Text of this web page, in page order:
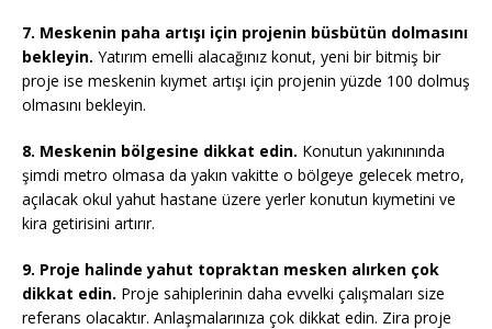
7. Meskenin paha artışı için projenin büsbütün dolmasını
bekleyin. Yatırım emelli alacağınız konut, yeni bir bitmiş bir
proje ise meskenin kıymet artışı için projenin yüzde 100 dolmuş
olmasını bekleyin.
8. Meskenin bölgesine dikkat edin. Konutun yakınınında
şimdi metro olmasa da yakın vakitte o bölgeye gelecek metro,
açılacak okul yahut hastane üzere yerler konutun kıymetini ve
kira getirisini artırır.
9. Proje halinde yahut topraktan mesken alırken çok
dikkat edin. Proje sahiplerinin daha evvelki çalışmaları size
referans olacaktır. Anlaşmalarınıza çok dikkat edin. Zira proje